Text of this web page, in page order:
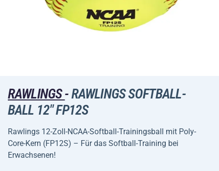
RAWLINGS-RAWLINGS SOFTBALL-
BALL 12" FP12S
Rawlings 12-Zoll-NCAA-Softball-Trainingsball mit Poly-
Core-Kern (FP12S) – Für das Softball-Training bei
Erwachsenen!